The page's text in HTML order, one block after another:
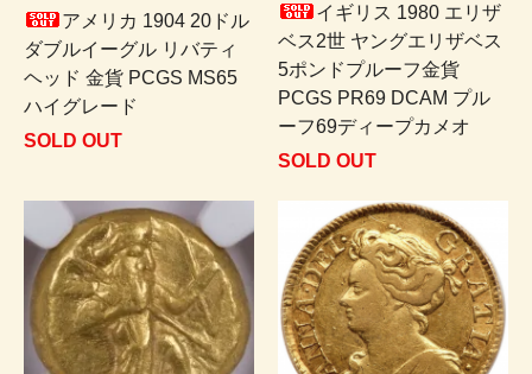
アメリカ 1904 20ドル
ダブルイーグル リバティ
ヘッド 金貨 PCGS MS65
ハイグレード
SOLD OUT
イギリス 1980 エリザ
ベス2世 ヤングエリザベス
5ポンドプルーフ金貨
PCGS PR69 DCAM プル
ーフ69ディープカメオ
SOLD OUT